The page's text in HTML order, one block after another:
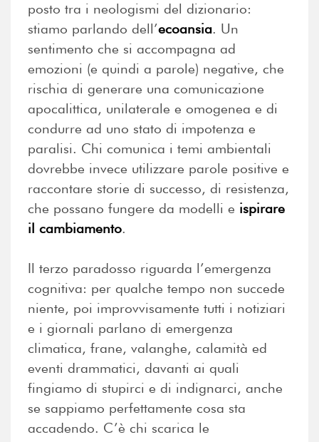
posto tra i neologismi del dizionario:
stiamo parlando dell’ecoansia. Un
sentimento che si accompagna ad
emozioni (e quindi a parole) negative, che
rischia di generare una comunicazione
apocalittica, unilaterale e omogenea e di
condurre ad uno stato di impotenza e
paralisi. Chi comunica i temi ambientali
dovrebbe invece utilizzare parole positive e
raccontare storie di successo, di resistenza,
che possano fungere da modelli e ispirare
il cambiamento.
Il terzo paradosso riguarda l’emergenza
cognitiva: per qualche tempo non succede
niente, poi improvvisamente tutti i notiziari
e i giornali parlano di emergenza
climatica, frane, valanghe, calamità ed
eventi drammatici, davanti ai quali
fingiamo di stupirci e di indignarci, anche
se sappiamo perfettamente cosa sta
accadendo. C’è chi scarica le